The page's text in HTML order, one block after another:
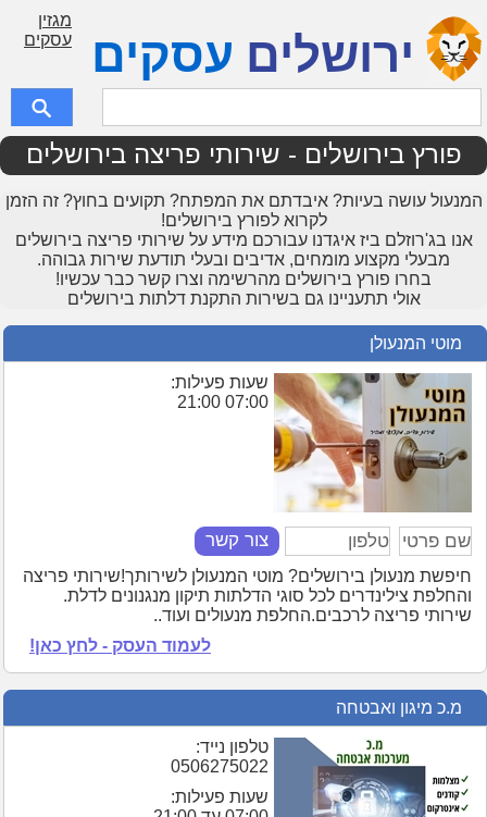
ירושלים עסקים
מגזין
עסקים
פורץ בירושלים - שירותי פריצה בירושלים
המנעול עושה בעיות? איבדתם את המפתח? תקועים בחוץ? זה הזמן
לקרוא לפורץ בירושלים!
אנו בג'רוזלם ביז איגדנו עבורכם מידע על שירותי פריצה בירושלים
מבעלי מקצוע מומחים, אדיבים ובעלי תודעת שירות גבוהה.
בחרו פורץ בירושלים מהרשימה וצרו קשר כבר עכשיו!
אולי תתעניינו גם בשירות התקנת דלתות בירושלים
מוטי המנעולן
שעות פעילות:
07:00 21:00
צור קשר
חיפשת מנעולן בירושלים? מוטי המנעולן לשירותך!שירותי פריצה
והחלפת צילינדרים לכל סוגי הדלתות תיקון מנגנונים לדלת.
שירותי פריצה לרכבים.החלפת מנעולים ועוד..
לעמוד העסק - לחץ כאן!
מ.כ מיגון ואבטחה
טלפון נייד:
0506275022
שעות פעילות: